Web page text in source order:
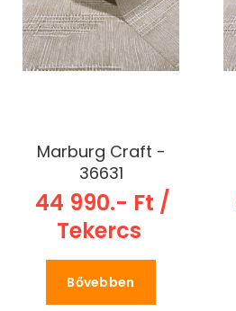
Marburg Craft -
36631
44 990.- Ft /
Tekercs
Bővebben